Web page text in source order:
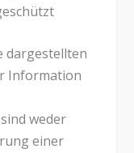
dargestellten
Information
weder
einer